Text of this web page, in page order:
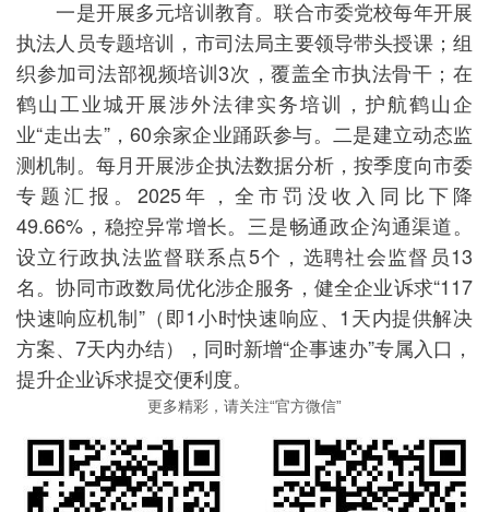
一是开展多元培训教育。联合市委党校每年开展
执法人员专题培训，市司法局主要领导带头授课；组
织参加司法部视频培训3次，覆盖全市执法骨干；在
鹤山工业城开展涉外法律实务培训，护航鹤山企
业“走出去”，60余家企业踊跃参与。二是建立动态监
测机制。每月开展涉企执法数据分析，按季度向市委
专题汇报。2025年，全市罚没收入同比下降
49.66%，稳控异常增长。三是畅通政企沟通渠道。
设立行政执法监督联系点5个，选聘社会监督员13
名。协同市政数局优化涉企服务，健全企业诉求“117
快速响应机制”（即1小时快速响应、1天内提供解决
方案、7天内办结），同时新增“企事速办”专属入口，
提升企业诉求提交便利度。
更多精彩，请关注“官方微信”